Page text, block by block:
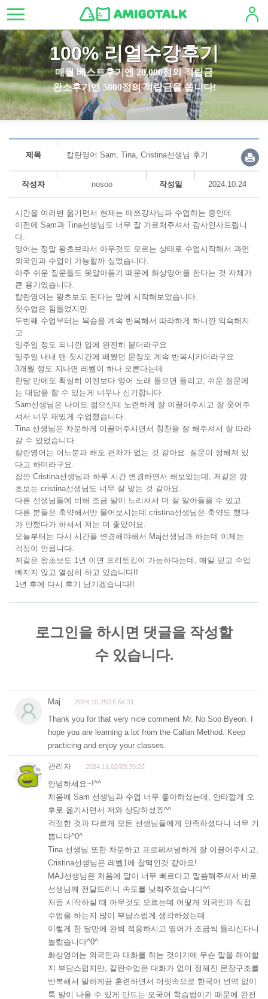
100% 리얼수강후기
매월 베스트후기엔 20,000점의 적립금
완소후기엔 5000점의 적립금을 쏩니다!
제목 칼란영어 Sam, Tina, Cristina선생님 후기
작성자 nosoo 작성일 2024.10.24
시간을 여러번 옮기면서 현재는 매쯔강사님과 수업하는 중인데
이전에 Sam과 Tina선생님도 너무 잘 가르쳐주셔서 감사인사드립니
다.
영어는 정말 왕초보라서 아무것도 모르는 상태로 수업시작해서 과연
외국인과 수업이 가능할까 싶었습니다.
아주 쉬운 질문들도 못알아듣기 때문에 화상영어를 한다는 것 자체가
큰 용기였습니다.
칼란영어는 왕초보도 된다는 말에 시작해보았습니다.
첫수업은 힘들었지만
두번째 수업부터는 복습을 계속 반복해서 따라하게 하니깐 익숙해지
고
일주일 정도 되니깐 입에 완전히 붙더라구요
일주일 내내 맨 첫시간에 배웠던 문장도 계속 반복시키더라구요.
3개월 정도 지나면 레벨이 하나 오른다는데
한달 만에도 확실히 이전보다 영어 노래 들으면 들리고, 쉬운 질문에
는 대답을 할 수 있는게 너무나 신기합니다.
Sam선생님은 나이도 젊으신데 노련하게 잘 이끌어주시고 잘 웃어주
셔서 너무 재밌게 수업했습니다.
Tina 선생님은 차분하게 이끌어주시면서 칭찬을 잘 해주셔서 잘 따라
갈 수 있었습니다.
칼란영어는 어느분과 해도 편차가 없는 것 같아요. 질문이 정해져 있
다고 하더라구요.
잠깐 Cristina선생님과 하루 시간 변경하면서 해보았는데, 저같은 왕
초보는 cristina선생님도 너무 잘 맞는 것 같아요.
다른 선생님들에 비해 조금 말이 느리셔서 더 잘 알아들을 수 있고
다른 분들은 축약해서만 물어보시는데 cristina선생님은 축약도 했다
가 안했다가 하셔서 저는 더 좋았어요.
오늘부터는 다시 시간을 변경해야해서 Maj선생님과 하는데 이제는
걱정이 안됩니다.
저같은 왕초보도 1년 이면 프리토킹이 가능하다는데, 매일 믿고 수업
빠지지 않고 열심히 하고 있습니다!!
1년 후에 다시 후기 남기겠습니다!!